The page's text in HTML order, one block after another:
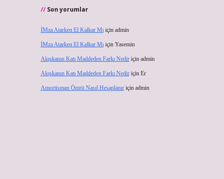
Son yorumlar
İMza Atarken El Kalkar Mıiçin admin
İMza Atarken El Kalkar Mıiçin Yasemin
Akışkanın Katı Maddeden Farkı Nediriçin admin
Akışkanın Katı Maddeden Farkı Nediriçin Er
Amortisman Ömrü Nasıl Hesaplanıriçin admin